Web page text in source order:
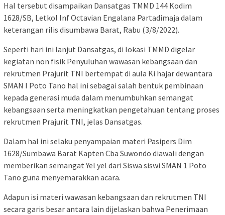
Hal tersebut disampaikan Dansatgas TMMD 144 Kodim
1628/SB, Letkol Inf Octavian Engalana Partadimaja dalam
keterangan rilis disumbawa Barat, Rabu (3/8/2022).
Seperti hari ini lanjut Dansatgas, di lokasi TMMD digelar
kegiatan non fisik Penyuluhan wawasan kebangsaan dan
rekrutmen Prajurit TNI bertempat di aula Ki hajar dewantara
SMAN I Poto Tano hal ini sebagai salah bentuk pembinaan
kepada generasi muda dalam menumbuhkan semangat
kebangsaan serta meningkatkan pengetahuan tentang proses
rekrutmen Prajurit TNI, jelas Dansatgas.
Dalam hal ini selaku penyampaian materi Pasipers Dim
1628/Sumbawa Barat Kapten Cba Suwondo diawali dengan
memberikan semangat Yel yel dari Siswa siswi SMAN 1 Poto
Tano guna menyemarakkan acara.
Adapun isi materi wawasan kebangsaan dan rekrutmen TNI
secara garis besar antara lain dijelaskan bahwa Penerimaan